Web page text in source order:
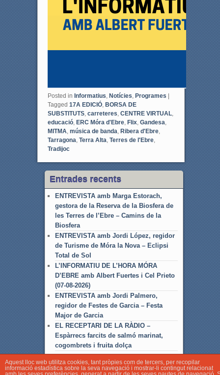
Posted in Informatius Notícies Programes |
Tagged 17A EDICIÓ, BORSA DE
SUBSTITUTS, carreteres CENTRE VIRTUAL,
educació, ERC Móra d'Ebre, Flix, Gandesa
MITMA música de banda Ribera d'Ebre,
Tarragona Terra Alta Terres de l'Ebre,
Tradijoc
Entrades recents
ENTREVISTA amb Marga Estorach,
gestora de la Reserva de la Biosfera de
les Terres de l’Ebre – Camins de la
Biosfera
ENTREVISTA amb Jordi López, regidor
de Turisme de Móra la Nova – Eclipsi
Total de Sol
L’INFORMATIU DE L’HORA MÓRA
D’EBRE amb Albert Fuertes i Cel Prieto
(07-08-2026)
ENTREVISTA amb Jordi Palmero,
regidor de Festes de Garcia – Festa
Major de Garcia
EL RECEPTARI DE LA RÀDIO –
Espàrrecs farcits de salmó marinat,
cogombrets i fruita dolça
Aquest lloc web utilitza cookies, tant pròpies com de tercers, per recopilar
informació estadística sobre la seva navegació i mostrar-li contingut relacionat